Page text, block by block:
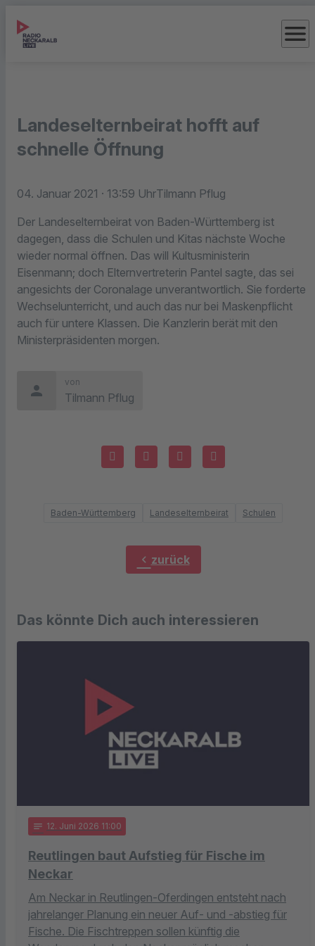
menu
Landeselternbeirat hofft auf
schnelle Öffnung
04. Januar 2021 · 13:59 UhrTilmann Pflug
Der Landeselternbeirat von Baden-Württemberg ist
dagegen, dass die Schulen und Kitas nächste Woche
wieder normal öffnen. Das will Kultusministerin
Eisenmann; doch Elternvertreterin Pantel sagte, das sei
angesichts der Coronalage unverantwortlich. Sie forderte
Wechselunterricht, und auch das nur bei Maskenpflicht
auch für untere Klassen. Die Kanzlerin berät mit den
Ministerpräsidenten morgen.
person
von
Tilmann Pflug
Baden-Württemberg Landeselternbeirat Schulen
chevron_left zurück
Das könnte Dich auch interessieren
notes 12. Juni 2026 11:00
Reutlingen baut Aufstieg für Fische im
Neckar
Am Neckar in Reutlingen-Oferdingen entsteht nach
jahrelanger Planung ein neuer Auf- und -abstieg für
Fische. Die Fischtreppen sollen künftig die